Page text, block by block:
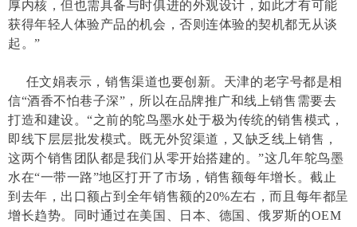
厚内核，但也需具备与时俱进的外观设计，如此才有可能
获得年轻人体验产品的机会，否则连体验的契机都无从谈
起。”
任文娟表示，销售渠道也要创新。天津的老字号都是相
信“酒香不怕巷子深”，所以在品牌推广和线上销售需要去
打造和建设。“之前的鸵鸟墨水处于极为传统的销售模式，
即线下层层批发模式。既无外贸渠道，又缺乏线上销售，
这两个销售团队都是我们从零开始搭建的。”这几年鸵鸟墨
水在“一带一路”地区打开了市场，销售额每年增长。截止
到去年，出口额占到全年销售额的20%左右，而且每年都呈
增长趋势。同时通过在美国、日本、德国、俄罗斯的OEM